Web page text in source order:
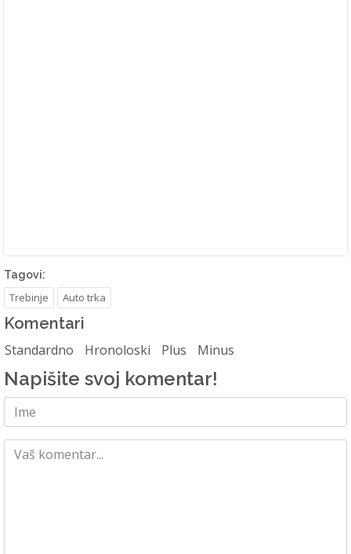
Tagovi:
Trebinje Auto trka
Komentari
Standardno Hronoloski Plus Minus
Napišite svoj komentar!